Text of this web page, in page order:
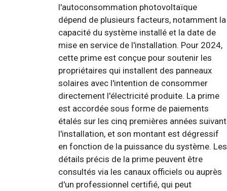
l'autoconsommation photovoltaïque
dépend de plusieurs facteurs, notamment la
capacité du système installé et la date de
mise en service de l'installation. Pour 2024,
cette prime est conçue pour soutenir les
propriétaires qui installent des panneaux
solaires avec l'intention de consommer
directement l'électricité produite. La prime
est accordée sous forme de paiements
étalés sur les cinq premières années suivant
l'installation, et son montant est dégressif
en fonction de la puissance du système. Les
détails précis de la prime peuvent être
consultés via les canaux officiels ou auprès
d'un professionnel certifié, qui peut